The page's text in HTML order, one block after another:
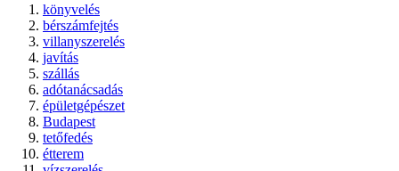
könyvelés
bérszámfejtés
villanyszerelés
javítás
szállás
adótanácsadás
épületgépészet
Budapest
tetőfedés
étterem